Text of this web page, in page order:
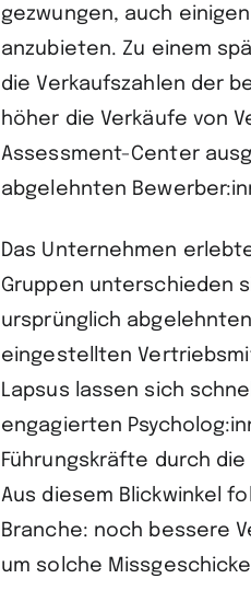
gezwungen, auch
anzubieten. Zu einem
die Verkaufszahlen der
höher die Verkäufe von
Assessment-Center
abgelehnten
Das Unternehmen
Gruppen unterschieden
ursprünglich
eingestellten
Lapsus lassen sich
engagierten
Führungskräfte durch
Aus diesem Blickwinkel
Branche: noch bessere
um solche